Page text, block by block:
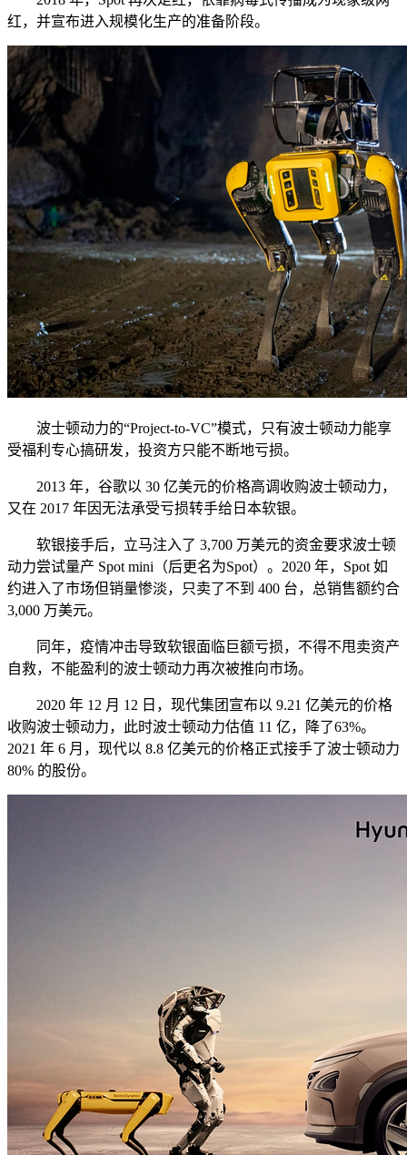
红，并宣布进入规模化生产的准备阶段。
波士顿动力的“Project-to-VC”模式，只有波士顿动力能享
受福利专心搞研发，投资方只能不断地亏损。
2013 年，谷歌以 30 亿美元的价格高调收购波士顿动力，
又在 2017 年因无法承受亏损转手给日本软银。
软银接手后，立马注入了 3,700 万美元的资金要求波士顿
动力尝试量产 Spot mini（后更名为Spot）。2020 年，Spot 如
约进入了市场但销量惨淡，只卖了不到 400 台，总销售额约合
3,000 万美元。
同年，疫情冲击导致软银面临巨额亏损，不得不甩卖资产
自救，不能盈利的波士顿动力再次被推向市场。
2020 年 12 月 12 日，现代集团宣布以 9.21 亿美元的价格
收购波士顿动力，此时波士顿动力估值 11 亿，降了63%。
2021 年 6 月，现代以 8.8 亿美元的价格正式接手了波士顿动力
80% 的股份。